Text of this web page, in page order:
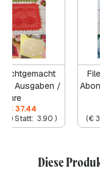
12 Ausgaben /
€ 37.44
Statt: 3.90 )
(€
Diese